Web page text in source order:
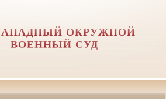
ОКРУЖНОЙ
ВОЕННЫЙ СУД